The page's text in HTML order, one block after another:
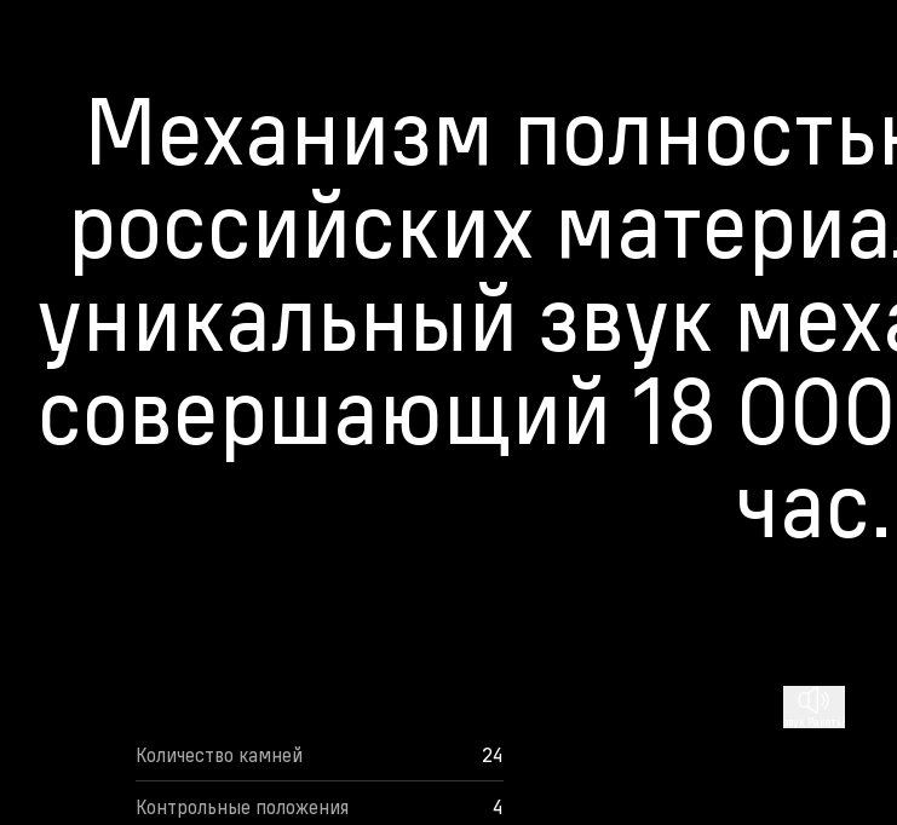
Механизм
российских
уникальный звук
совершающий 18
час.
Количество камней 24
Контрольные положения 4